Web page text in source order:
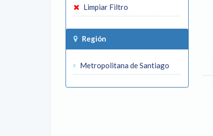
Limpiar Filtro
Región
Metropolitana de Santiago